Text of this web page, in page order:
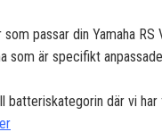
passar din Yamaha
som är specifikt
batteriskategorin där vi